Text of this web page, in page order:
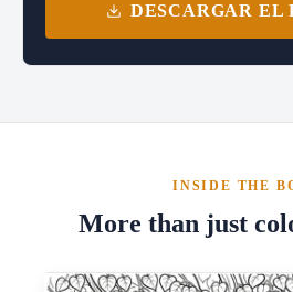
DESCARGAR EL
INSIDE THE
More than just